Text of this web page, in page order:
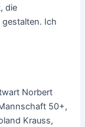
die
Ich
Norbert
50+,
Krauss,